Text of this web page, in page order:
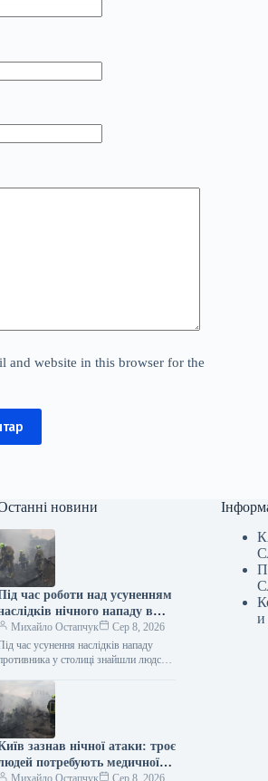
and website in this browser for the
новини
час роботи над усуненням
нічного нападу в
знайдено людське тіло.
Михайло Остапчук
Сер 8, 2026
час усунення наслідків нападу
у столиці знайшли людське
Телеграмі написала Київська…
зазнав нічної атаки: троє
потребують медичної
Михайло Остапчук Сер 8, 2026
и